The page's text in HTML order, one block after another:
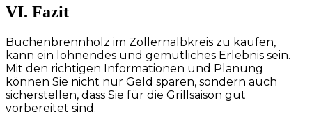
VI. Fazit
Buchenbrennholz im Zollernalbkreis zu kaufen,
kann ein lohnendes und gemütliches Erlebnis sein.
Mit den richtigen Informationen und Planung
können Sie nicht nur Geld sparen, sondern auch
sicherstellen, dass Sie für die Grillsaison gut
vorbereitet sind.